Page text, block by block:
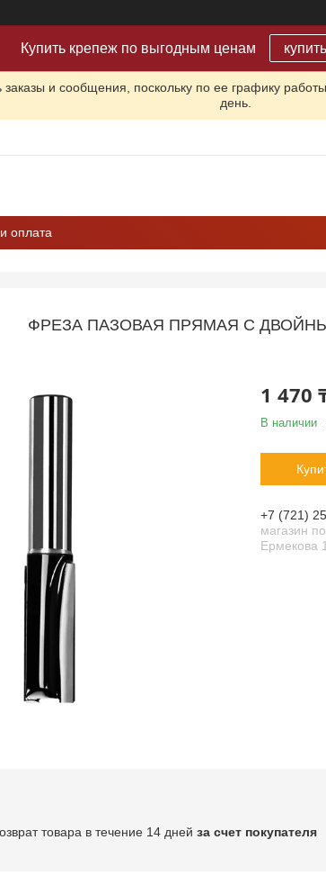
Купить крепеж по выгодным ценам
и сообщения, поскольку по ее графику
день.
оплата
ФРЕЗА ПАЗОВАЯ ПРЯМАЯ С
1 470
В наличии
+7 (721)
магазин по
Ермекова
товара в течение 14 дней за счет покупателя